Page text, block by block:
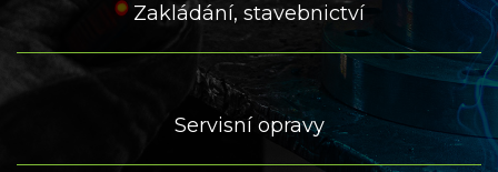
Zakládání, stavebnictví
Servisní opravy